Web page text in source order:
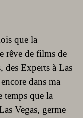
que la
rêve de films de
des Experts à Las
dans ma
temps que la
Vegas, germe